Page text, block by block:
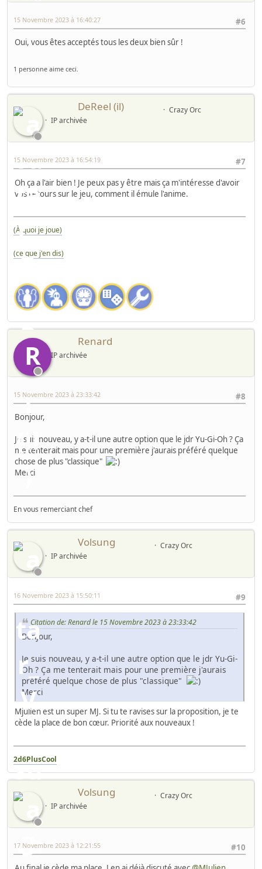
#6
15 Novembre 2023 à 16:40:27
Oui, vous êtes acceptés tous les deux bien sûr !
1 personne aime ceci.
DeReel (il)
Crazy Orc
IP archivée
#7
15 Novembre 2023 à 16:54:19
Oh ça a l'air bien ! Je peux pas y être mais ça m'intéresse d'avoir
vos retours sur le jeu, comment il émule l'anime.
(À quoi je joue)
(ce que j'en dis)
Renard
R IP archivée
#8
15 Novembre 2023 à 23:33:42
Bonjour,
Je suis nouveau, y a-t-il une autre option que le jdr Yu-Gi-Oh ? Ça
me tenterait mais pour une première j'aurais préféré quelque
chose de plus "classique"
Merci
En vous remerciant chef
Volsung
Crazy Orc
IP archivée
#9
16 Novembre 2023 à 15:50:11
Citation de: Renard le 15 Novembre 2023 à 23:33:42
Bonjour,
Je suis nouveau, y a-t-il une autre option que le jdr Yu-Gi-
Oh ? Ça me tenterait mais pour une première j'aurais
préféré quelque chose de plus "classique"
Merci
Mjulien est un super MJ. Si tu te ravises sur la proposition, je te
cède la place de bon cœur. Priorité aux nouveaux !
2d6PlusCool
Volsung
Crazy Orc
IP archivée
#10
17 Novembre 2023 à 12:21:55